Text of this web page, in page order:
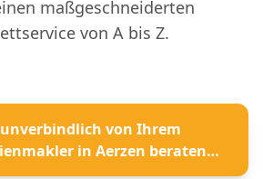
maßgeschneiderten
von A bis Z.
unverbindlich von Ihrem
in Aerzen beraten
lassen